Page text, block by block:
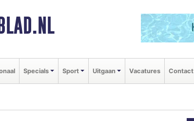
Specials Sport Uitgaan Vacatures Contact